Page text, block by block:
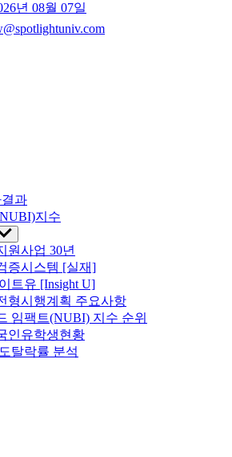
년 08월 07일
과
지수
원사업 30년
증시스템 [실재]
트유 [Insight U]
형시행계획 주요사항
임팩트(NUBI) 지수 순위
인유학생현황
탈락률 분석